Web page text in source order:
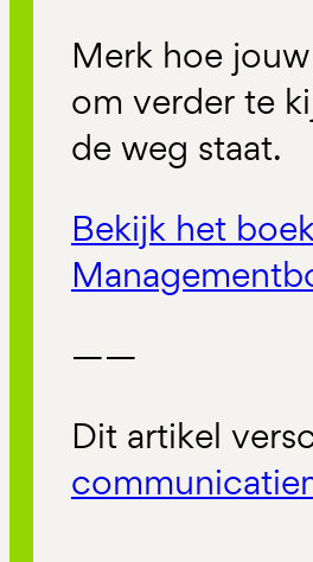
Merk hoe
om verder te
de weg staat.
Bekijk het
——
Dit artikel